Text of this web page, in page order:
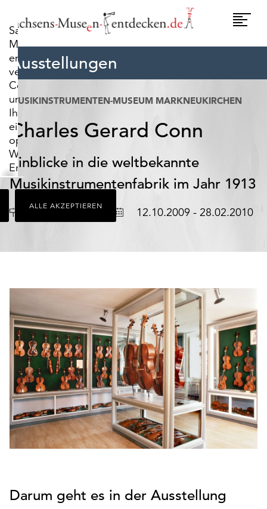
Sachsens-
Museen-
entdecken.de
verwendet
Cookies,
um
Ihnen
ein
optimales
Webseiten-
Erlebnis
zu
bieten.
Dazu
zählen
die
Betrieb
Seite
notwendig
sind
(funktionale
Cookies),
sowie
solche,
die
lediglich
zu
werden.
ALLE AKZEPTIEREN
Ausstellungen
MUSIKINSTRUMENTEN-MUSEUM MARKNEUKIRCHEN
Charles Gerard Conn
Einblicke in die weltbekannte
Musikinstrumentenfabrik im Jahr 1913
Ort Markneukirchen Datum12.10.2009 - 28.02.2010
Darum geht es in der Ausstellung